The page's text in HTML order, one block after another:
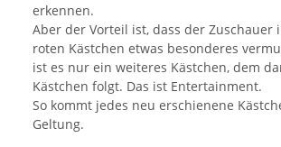
erkennen.
Aber der Vorteil ist, dass der Zuschauer
roten Kästchen etwas besonderes
ist es nur ein weiteres Kästchen, dem
Kästchen folgt. Das ist Entertainment.
So kommt jedes neu erschienene
Geltung.